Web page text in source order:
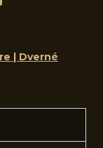
| Dverné